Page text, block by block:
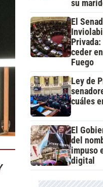
su
El
ceder
Fuego
Ley de
cuáles
El
del
impuso
digital